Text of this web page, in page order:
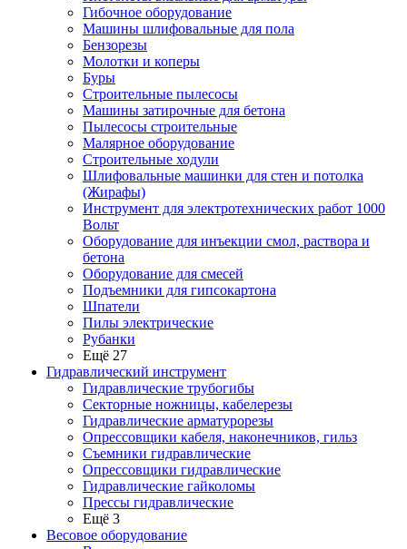
Гибочное оборудование
Машины шлифовальные для пола
Бензорезы
Молотки и коперы
Буры
Строительные пылесосы
Машины затирочные для бетона
Пылесосы строительные
Малярное оборудование
Строительные ходули
Шлифовальные машинки для стен и потолка
(Жирафы)
Инструмент для электротехнических работ 1000
Вольт
Оборудование для инъекции смол, раствора и
бетона
Оборудование для смесей
Подъемники для гипсокартона
Шпатели
Пилы электрические
Рубанки
Ещё 27
Гидравлический инструмент
Гидравлические трубогибы
Секторные ножницы, кабелерезы
Гидравлические арматурорезы
Опрессовщики кабеля, наконечников, гильз
Съемники гидравлические
Опрессовщики гидравлические
Гидравлические гайколомы
Прессы гидравлические
Ещё 3
Весовое оборудование